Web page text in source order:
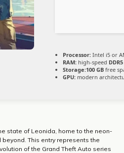
Processor: Intel i5 or
RAM: high-speed
Storage:100 GB free
GPU: modern
state of Leonida, home to the neon-
This entry represents the
of the Grand Theft Auto series